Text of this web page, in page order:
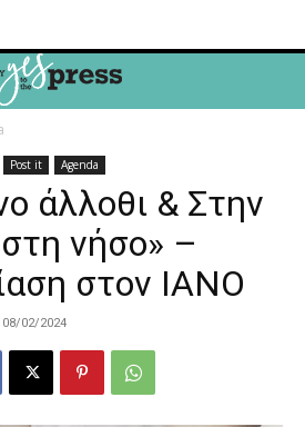
Post it Agenda
άλλοθι & Στην
νήσο» –
στον ΙΑΝΟ
08/02/2024